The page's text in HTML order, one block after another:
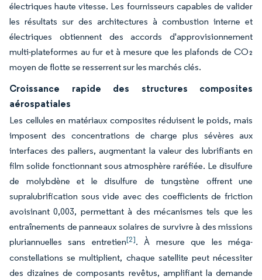
électriques haute vitesse. Les fournisseurs capables de valider
les résultats sur des architectures à combustion interne et
électriques obtiennent des accords d'approvisionnement
multi-plateformes au fur et à mesure que les plafonds de CO₂
moyen de flotte se resserrent sur les marchés clés.
Croissance rapide des structures composites
aérospatiales
Les cellules en matériaux composites réduisent le poids, mais
imposent des concentrations de charge plus sévères aux
interfaces des paliers, augmentant la valeur des lubrifiants en
film solide fonctionnant sous atmosphère raréfiée. Le disulfure
de molybdène et le disulfure de tungstène offrent une
supralubrification sous vide avec des coefficients de friction
avoisinant 0,003, permettant à des mécanismes tels que les
entraînements de panneaux solaires de survivre à des missions
pluriannuelles sans entretien[2]. À mesure que les méga-
constellations se multiplient, chaque satellite peut nécessiter
des dizaines de composants revêtus, amplifiant la demande